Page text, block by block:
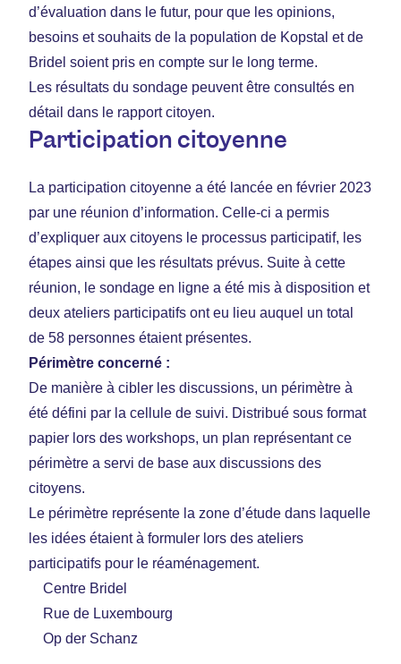
d’évaluation dans le futur, pour que les opinions,
besoins et souhaits de la population de Kopstal et de
Bridel soient pris en compte sur le long terme.
Les résultats du sondage peuvent être consultés en
détail dans le rapport citoyen.
Participation citoyenne
La participation citoyenne a été lancée en février 2023
par une réunion d’information. Celle-ci a permis
d’expliquer aux citoyens le processus participatif, les
étapes ainsi que les résultats prévus. Suite à cette
réunion, le sondage en ligne a été mis à disposition et
deux ateliers participatifs ont eu lieu auquel un total
de 58 personnes étaient présentes.
Périmètre concerné :
De manière à cibler les discussions, un périmètre à
été défini par la cellule de suivi. Distribué sous format
papier lors des workshops, un plan représentant ce
périmètre a servi de base aux discussions des
citoyens.
Le périmètre représente la zone d’étude dans laquelle
les idées étaient à formuler lors des ateliers
participatifs pour le réaménagement.
Centre Bridel
Rue de Luxembourg
Op der Schanz